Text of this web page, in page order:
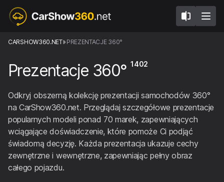
CARSHOW360.NET PREZENTACJE 360°
Prezentacje 360° 1402
Odkryj obszerną kolekcję prezentacji samochodów 360°
na CarShow360.net. Przeglądaj szczegółowe prezentacje
popularnych modeli ponad 70 marek, zapewniających
wciągające doświadczenie, które pomoże Ci podjąć
świadomą decyzję. Każda prezentacja ukazuje cechy
zewnętrzne i wewnętrzne, zapewniając pełny obraz
całego pojazdu.